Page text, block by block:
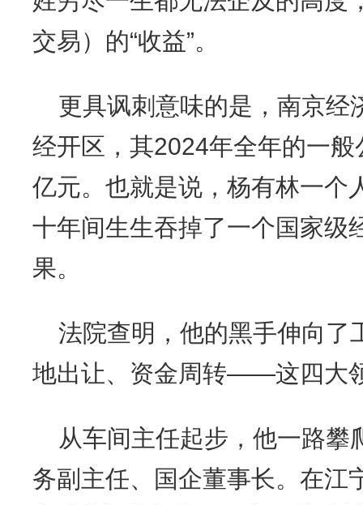
交易）的“收益”。
更具讽刺意味的是，南京经
经开区，其2024年全年的一
亿元。也就是说，杨有林一个
十年间生生吞掉了一个国家级
果。
法院查明，他的黑手伸向了
地出让、资金周转——这四大
从车间主任起步，他一路攀
务副主任、国企董事长。在江